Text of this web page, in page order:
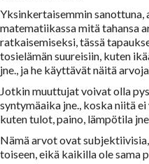
Yksinkertaisemmin
matematiikassa mitä tahansa
ratkaisemiseksi, tässä
tosielämän suureisiin, kuten
jne., ja he käyttävät näitä
Jotkin muuttujat voivat olla
syntymäaika jne., koska niitä
kuten tulot, paino, lämpötila
Nämä arvot ovat
toiseen, eikä kaikilla ole sama